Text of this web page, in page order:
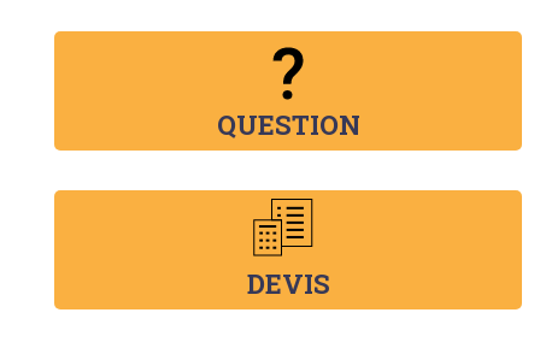
QUESTION
DEVIS